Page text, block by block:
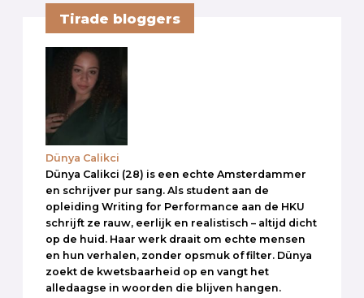
Tirade bloggers
Dünya Calikci
Dünya Calikci (28) is een echte Amsterdammer
en schrijver pur sang. Als student aan de
opleiding Writing for Performance aan de HKU
schrijft ze rauw, eerlijk en realistisch – altijd dicht
op de huid. Haar werk draait om echte mensen
en hun verhalen, zonder opsmuk of filter. Dünya
zoekt de kwetsbaarheid op en vangt het
alledaagse in woorden die blijven hangen.